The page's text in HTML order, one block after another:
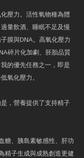
壓力。活性氧物種為體
量飲酒、睡眠不足及慢
膜與DNA。高氧化壓力
碎片化加劇、胚胎品質
的優先任務之一，即是
氧化壓力。
，營養提供了支持精子
糖、胰島素敏感性、肝功
精子生成與成熟創造更健